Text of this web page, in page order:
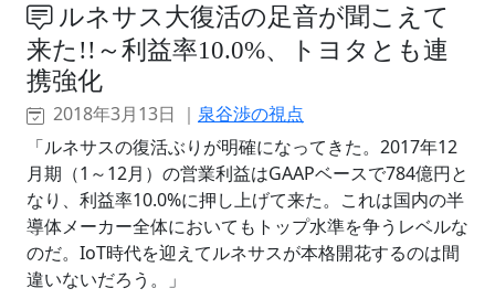
ルネサス大復活の足音が聞こえて
来た!!～利益率10.0%、トヨタとも連
携強化
2018年3月13日 ｜ 泉谷渉の視点
「ルネサスの復活ぶりが明確になってきた。2017年12
月期（1～12月）の営業利益はGAAPベースで784億円と
なり、利益率10.0%に押し上げて来た。これは国内の半
導体メーカー全体においてもトップ水準を争うレベルな
のだ。IoT時代を迎えてルネサスが本格開花するのは間
違いないだろう。」